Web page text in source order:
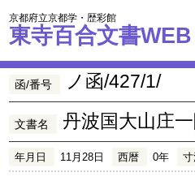
京都府立京都学・歴彩館
東寺百合文書WEB
函/番号 ノ函/427/1/
文書名 丹波国大山庄
年月日 11月28日 西暦 0年 寸